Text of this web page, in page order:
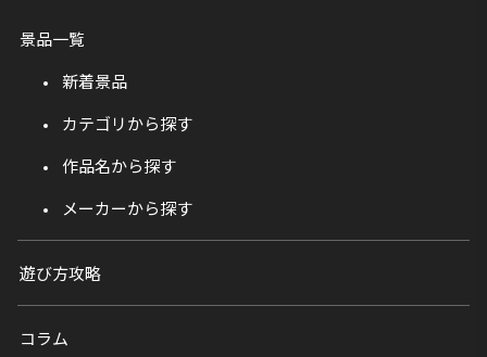
景品一覧
新着景品
カテゴリから探す
作品名から探す
メーカーから探す
遊び方攻略
コラム